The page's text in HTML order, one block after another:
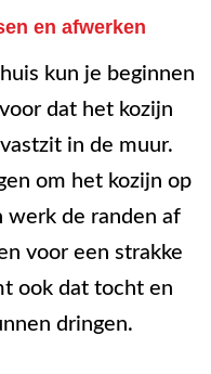
en afwerken
kun je beginnen
dat het kozijn
in de muur.
om het kozijn op
werk de randen af
voor een strakke
ook dat tocht en
dringen.